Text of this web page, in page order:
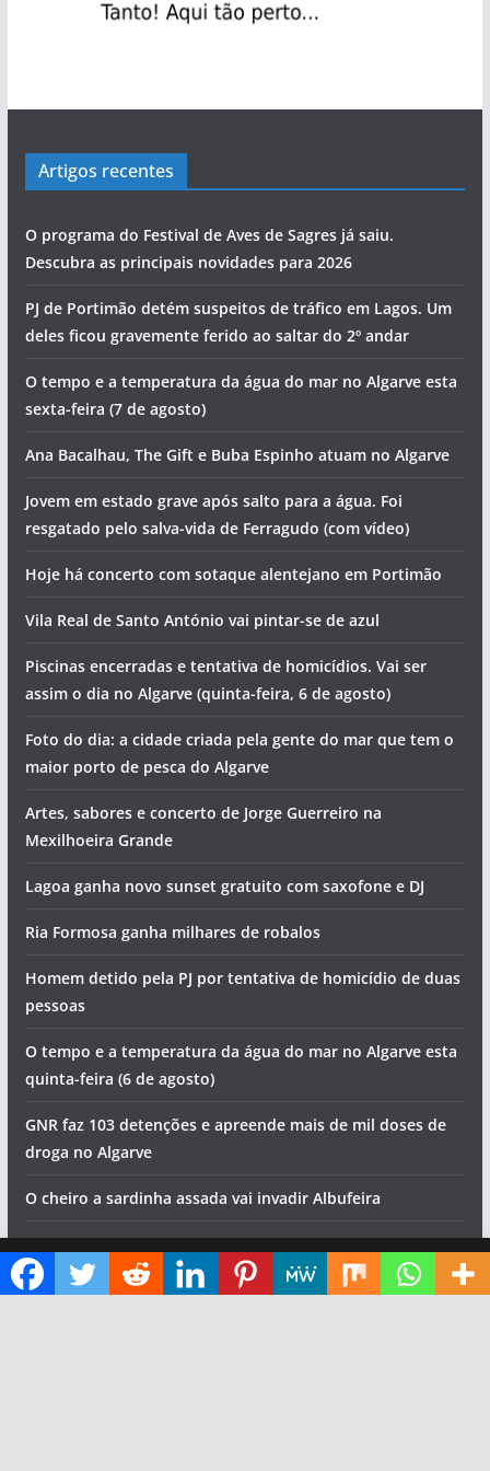
Artigos recentes
O programa do Festival de Aves de Sagres já saiu.
Descubra as principais novidades para 2026
PJ de Portimão detém suspeitos de tráfico em Lagos. Um
deles ficou gravemente ferido ao saltar do 2º andar
O tempo e a temperatura da água do mar no Algarve esta
sexta-feira (7 de agosto)
Ana Bacalhau, The Gift e Buba Espinho atuam no Algarve
Jovem em estado grave após salto para a água. Foi
resgatado pelo salva-vida de Ferragudo (com vídeo)
Hoje há concerto com sotaque alentejano em Portimão
Vila Real de Santo António vai pintar-se de azul
Piscinas encerradas e tentativa de homicídios. Vai ser
assim o dia no Algarve (quinta-feira, 6 de agosto)
Foto do dia: a cidade criada pela gente do mar que tem o
maior porto de pesca do Algarve
Artes, sabores e concerto de Jorge Guerreiro na
Mexilhoeira Grande
Lagoa ganha novo sunset gratuito com saxofone e DJ
Ria Formosa ganha milhares de robalos
Homem detido pela PJ por tentativa de homicídio de duas
pessoas
O tempo e a temperatura da água do mar no Algarve esta
quinta-feira (6 de agosto)
GNR faz 103 detenções e apreende mais de mil doses de
droga no Algarve
O cheiro a sardinha assada vai invadir Albufeira
Três dias de festa em Bensafrim
Fado para ouvir à borla em terra típica do interior do
Diga ao Google que o Algarve Marafado é uma das suas fontes de informação preferidas